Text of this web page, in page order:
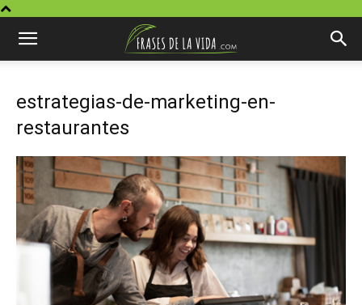
estrategias-de-marketing-en-
restaurantes